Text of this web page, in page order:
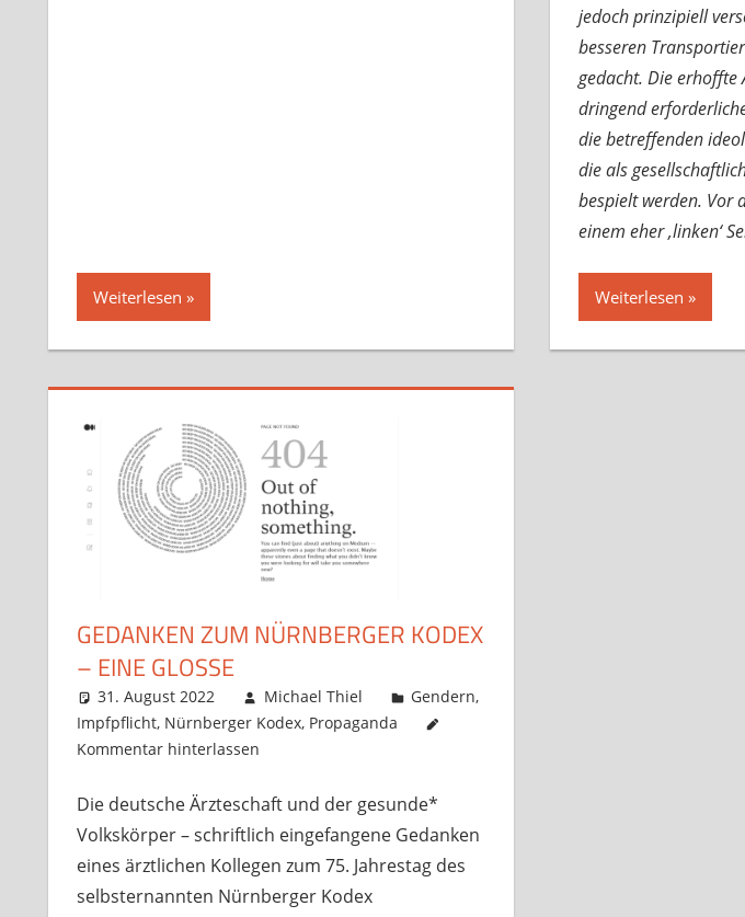
Weiterlesen
jedoch prinzipiell
besseren
gedacht. Die erhoffte
dringend
die betreffenden
die als
bespielt werden. Vor
einem eher ‚linken‘
Weiterlesen
GEDANKEN ZUM NÜRNBERGER KODEX
– EINE GLOSSE
31. August 2022 Michael Thiel Gendern,
Impfpflicht, Nürnberger Kodex, Propaganda
Kommentar hinterlassen
Die deutsche Ärzteschaft und der gesunde*
Volkskörper – schriftlich eingefangene Gedanken
eines ärztlichen Kollegen zum 75. Jahrestag des
selbsternannten Nürnberger Kodex